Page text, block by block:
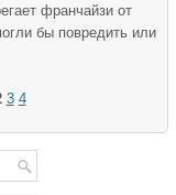
франчайзи от
бы повредить или
3 4